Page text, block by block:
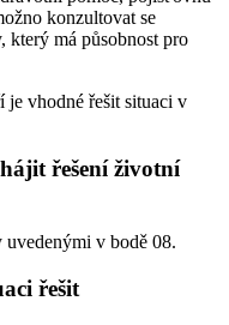
konzultovat se
který má působnost pro
je vhodné řešit situaci v
řešení životní
v bodě 08.
řešit